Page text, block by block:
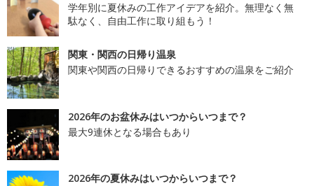
学年別に夏休みの工作アイデアを紹介。無理なく無
駄なく、自由工作に取り組もう！
関東・関西の日帰り温泉
関東や関西の日帰りできるおすすめの温泉をご紹介
2026年のお盆休みはいつからいつまで？
最大9連休となる場合もあり
2026年の夏休みはいつからいつまで？